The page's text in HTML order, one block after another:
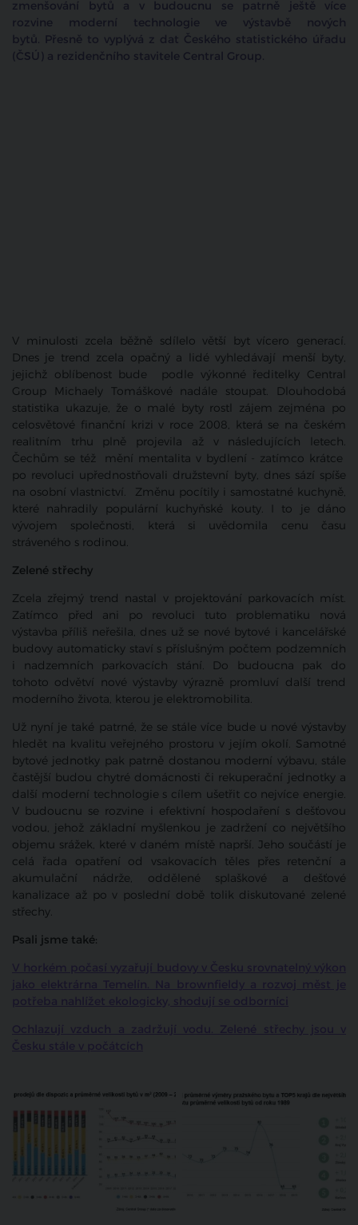
zmenšování bytů a v budoucnu se patrně ještě více
rozvine
moderní technologie ve výstavbě nových
bytů. Přesně to vyplývá z dat Českého statistického úřadu
(ČSÚ) a rezidenčního stavitele Central Group.
V minulosti zcela běžně sdílelo větší byt vícero generací.
Dnes je trend zcela opačný a lidé vyhledávají menší byty,
jejichž oblíbenost bude podle výkonné ředitelky Central
Group Michaely Tomáškové nadále stoupat. Dlouhodobá
statistika ukazuje, že o malé byty rostl zájem zejména po
celosvětové finanční krizi v roce 2008, která se na českém
realitním trhu plně projevila až v následujících letech.
Čechům se též mění mentalita v bydlení - zatímco krátce
po revoluci upřednostňovali družstevní byty, dnes sází spíše
na osobní vlastnictví. Změnu pocítily i samostatné kuchyně,
které nahradily populární kuchyňské kouty. I to je dáno
vývojem společnosti, která si uvědomila cenu času
stráveného s rodinou.
Zelené střechy
Zcela zřejmý trend nastal v projektování parkovacích míst.
Zatímco před ani po revoluci tuto problematiku nová
výstavba příliš neřešila, dnes už se nové bytové i kancelářské
budovy automaticky staví s příslušným počtem podzemních
i nadzemních parkovacích stání. Do budoucna pak do
tohoto odvětví nové výstavby výrazně promluví další trend
moderního života, kterou je elektromobilita.
Už nyní je také patrné, že se stále více bude u nové výstavby
hledět na kvalitu veřejného prostoru v jejím okolí. Samotné
bytové jednotky pak patrně dostanou moderní výbavu, stále
častější budou chytré domácnosti či rekuperační jednotky a
další moderní technologie s cílem ušetřit co nejvíce energie.
V budoucnu se rozvine i efektivní hospodaření s dešťovou
vodou, jehož základní myšlenkou je zadržení co největšího
objemu srážek, které v daném místě naprší. Jeho součástí je
celá řada opatření od vsakovacích těles přes retenční a
akumulační nádrže, oddělené splaškové a dešťové
kanalizace až po v poslední době tolik diskutované zelené
střechy.
Psali jsme také:
V horkém počasí vyzařují budovy v Česku srovnatelný výkon
jako elektrárna Temelín. Na brownfieldy a rozvoj měst je
potřeba nahlížet ekologicky, shodují se odborníci
Ochlazují vzduch a zadržují vodu. Zelené střechy jsou v
Česku stále v počátcích